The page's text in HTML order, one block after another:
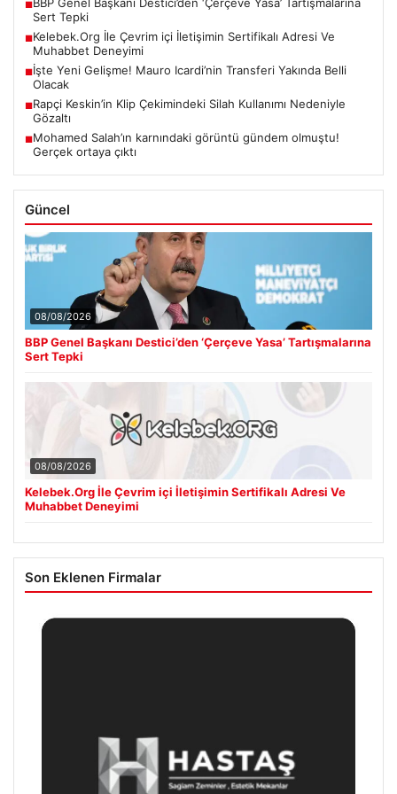
■
Sert Tepki
■Kelebek.Org İle Çevrim içi İletişimin Sertifikalı Adresi Ve
Muhabbet Deneyimi
■İşte Yeni Gelişme! Mauro Icardi’nin Transferi Yakında Belli
Olacak
■Rapçi Keskin’in Klip Çekimindeki Silah Kullanımı Nedeniyle
Gözaltı
■Mohamed Salah’ın karnındaki görüntü gündem olmuştu!
Gerçek ortaya çıktı
Güncel
08/08/2026
BBP Genel Başkanı Destici’den ‘Çerçeve Yasa’ Tartışmalarına
Sert Tepki
08/08/2026
Kelebek.Org İle Çevrim içi İletişimin Sertifikalı Adresi Ve
Muhabbet Deneyimi
Son Eklenen Firmalar